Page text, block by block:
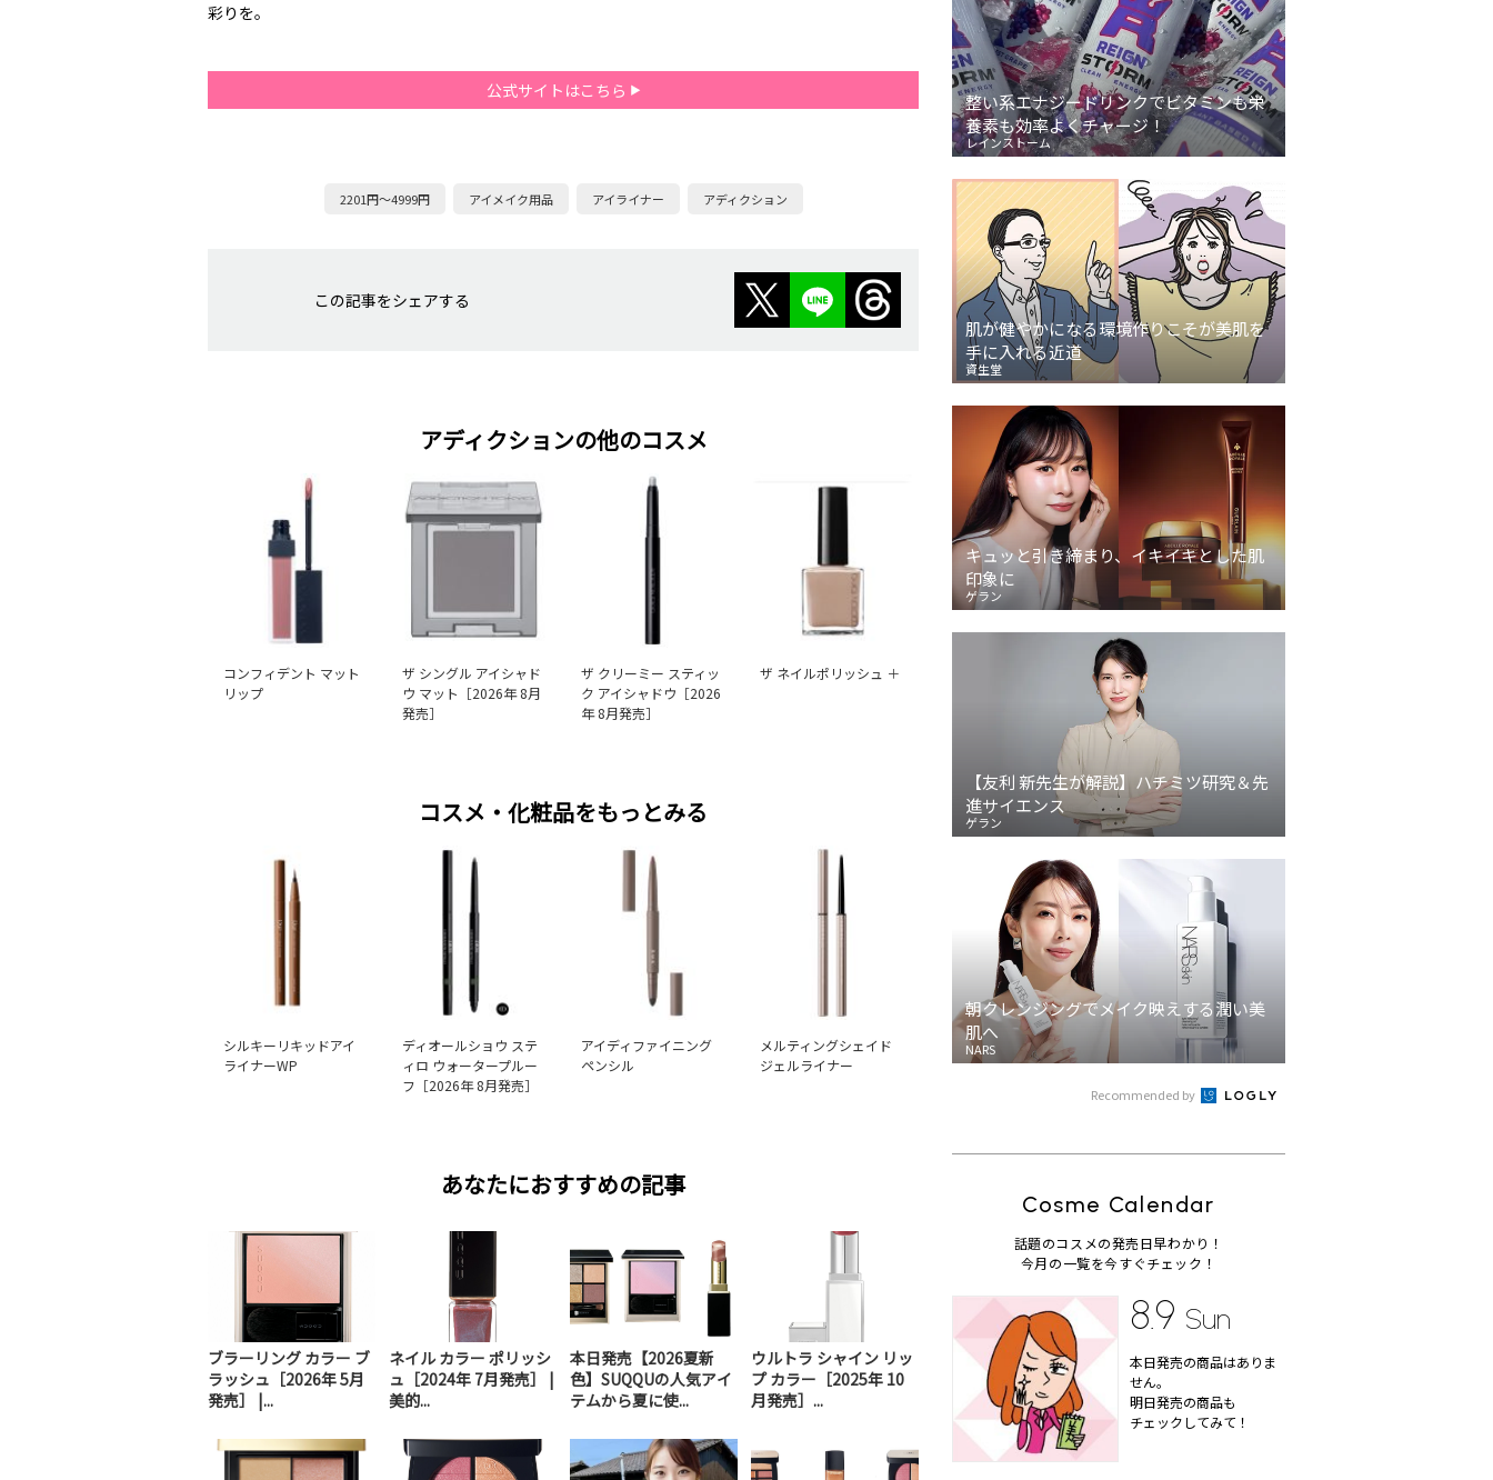
彩りを。
公式サイトはこちら
2201円～4999円 アイメイク用品 アイライナー アディクション
この記事をシェアする
アディクションの他のコスメ
コンフィデント マット
リップ
ザ シングル アイシャド
ウ マット［2026年 8月
発売］
ザ クリーミー スティッ
ク アイシャドウ［2026
年 8月発売］
ザ ネイルポリッシュ ＋
コスメ・化粧品をもっとみる
シルキーリキッドアイ
ライナーWP
ディオールショウ ステ
ィロ ウォータープルー
フ［2026年 8月発売］
アイディファイニング
ペンシル
メルティングシェイド
ジェルライナー
あなたにおすすめの記事
ブラーリング カラー ブ
ラッシュ［2026年 5月
発売］ |...
ネイル カラー ポリッシ
ュ［2024年 7月発売］ |
美的...
本日発売【2026夏新
色】SUQQUの人気アイ
テムから夏に使...
ウルトラ シャイン リッ
プ カラー［2025年 10
月発売］...
整い系エナジードリンクでビタミンも栄
養素も効率よくチャージ！
レインストーム
肌が健やかになる環境作りこそが美肌を
手に入れる近道
資生堂
キュッと引き締まり、イキイキとした肌
印象に
ゲラン
【友利 新先生が解説】ハチミツ研究＆先
進サイエンス
ゲラン
朝クレンジングでメイク映えする潤い美
肌へ
NARS
Recommended by
Cosme Calendar
話題のコスメの発売日早わかり！
今月の一覧を今すぐチェック！
8.9 Sun
本日発売の商品はありま
せん。
明日発売の商品も
チェックしてみて！